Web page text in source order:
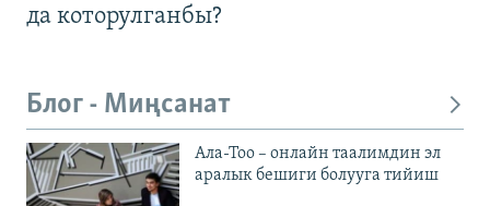
да которулганбы?
Блог - Миңсанат
Ала-Тоо – онлайн таалимдин эл
аралык бешиги болууга тийиш